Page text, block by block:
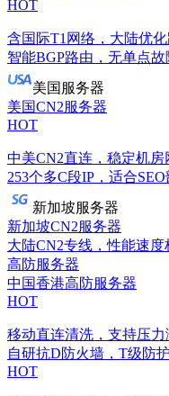
HOT
含国际T1网络，大陆优
智能BGP路由，无单点故
美国服务器
美国CN2服务器
HOT
中美CN2直连，稳定机房
253个多C段IP，适合
新加坡服务器
新加坡CN2服务器
大陆CN2专线，性能速度
高防服务器
中国香港高防服务器
HOT
移动直连清洗，支持压力
自研抗D防火墙，T级防护
HOT